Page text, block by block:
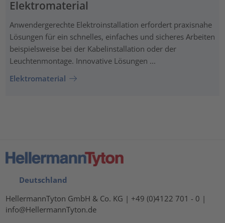
Elektromaterial
Anwendergerechte Elektroinstallation erfordert praxisnahe
Lösungen für ein schnelles, einfaches und sicheres Arbeiten
beispielsweise bei der Kabelinstallation oder der
Leuchtenmontage. Innovative Lösungen ...
Elektromaterial
Deutschland
HellermannTyton GmbH & Co. KG | +49 (0)4122 701 - 0 |
info@HellermannTyton.de